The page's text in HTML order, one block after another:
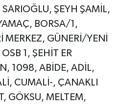
ŞEYH ŞAMİL,
BORSA/1,
MERKEZ, GÜNERİ/YENİ
1, ŞEHİT ER
1098, ABİDE, ADİL,
CUMALİ-, ÇANAKLI
GÖKSU, MELTEM,